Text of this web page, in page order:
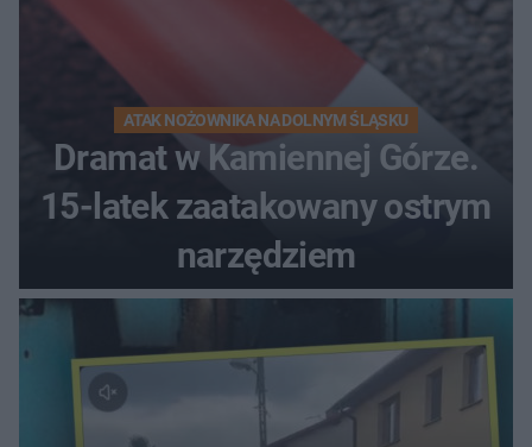
ATAK NOŻOWNIKA NA DOLNYM ŚLĄSKU
Dramat w Kamiennej Górze.
15-latek zaatakowany ostrym
narzędziem